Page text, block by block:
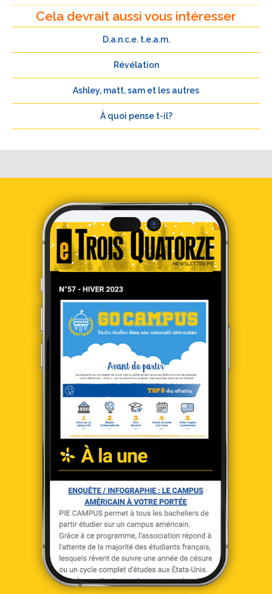
Cela devrait aussi vous intéresser
D.a.n.c.e. t.e.a.m.
Révélation
Ashley, matt, sam et les autres
À quoi pense t-il?